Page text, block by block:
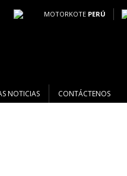
MOTORKOTE PERÚ
NOTICIAS CONTÁCTENOS